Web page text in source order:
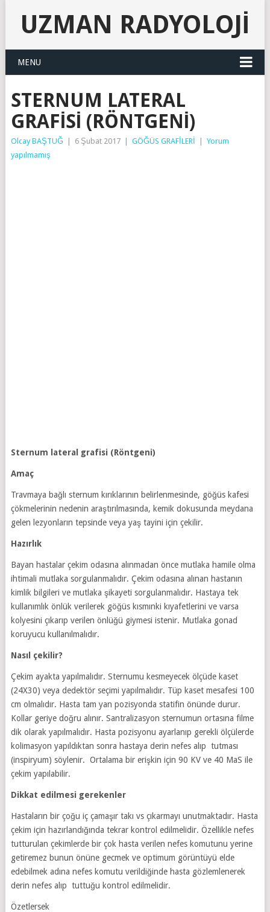
UZMAN RADYOLOJI
MENU
STERNUM LATERAL
GRAFISI (RÖNTGENI)
Olcay BAŞTUĞ 6 Şubat 2017 GÖĞÜS GRAFİLERİ
Yorum
yapılmamış
Sternum lateral grafisi (Röntgeni)
Amaç
Travmaya bağlı sternum kırıklarının belirlenmesinde, göğüs kafesi
çökmelerinin nedenin araştırılmasında, kemik dokusunda meydana
gelen lezyonların tepsinde veya yaş tayini için çekilir.
Hazırlık
Bayan hastalar çekim odasına alınmadan önce mutlaka hamile olma
ihtimali mutlaka sorgulanmalıdır. Çekim odasına alınan hastanın
kimlik bilgileri ve mutlaka şikayeti sorgulanmalıdır. Hastaya tek
kullanımlık önlük verilerek göğüs kısmınki kıyafetlerini ve varsa
kolyesini çıkarıp verilen önlüğü giymesi istenir. Mutlaka gonad
koruyucu kullanılmalıdır.
Nasıl çekilir?
Çekim ayakta yapılmalıdır. Sternumu kesmeyecek ölçüde kaset
(24X30) veya dedektör seçimi yapılmalıdır. Tüp kaset mesafesi 100
cm olmalıdır. Hasta tam yan pozisyonda statifin önünde durur.
Kollar geriye doğru alınır. Santralizasyon sternumun ortasına filme
dik olarak yapılmalıdır. Hasta pozisyonu ayarlanıp gerekli ölçülerde
kolimasyon yapıldıktan sonra hastaya derin nefes alıp tutması
(inspiryum) söylenir. Ortalama bir erişkin için 90 KV ve 40 MaS ile
çekim yapılabilir.
Dikkat edilmesi gerekenler
Hastaların bir çoğu iç çamaşır takı vs çıkarmayı unutmaktadır. Hasta
çekim için hazırlandığında tekrar kontrol edilmelidir. Özellikle nefes
tutturulan çekimlerde bir çok hasta verilen nefes komutunu yerine
getiremez bunun önüne gecmek ve optimum görüntüyü elde
edebilmek adına nefes komutu verildiğinde hasta gözlemlenerek
derin nefes alıp tuttuğu kontrol edilmelidir.
Özetlersek